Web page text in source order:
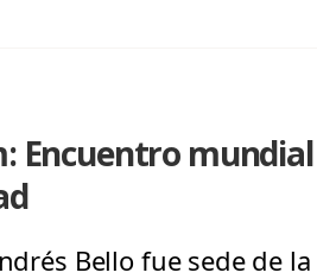
Encuentro
Bello fue sede de